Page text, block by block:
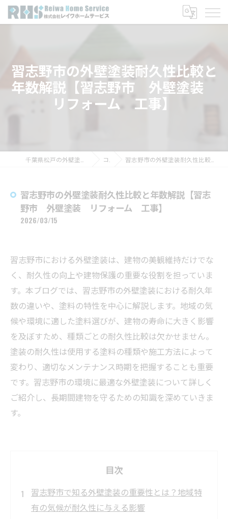
習志野市の外壁塗装耐久性比較と
年数解説【習志野市 外壁塗装
リフォーム 工事】
コラム 習志野市の外壁塗装耐久性比較と年数解説【習志野市 外壁塗装 リフォーム 工事】
習志野市の外壁塗装耐久性比較と年数解説【習志
野市 外壁塗装 リフォーム 工事】
2026/03/15
習志野市における外壁塗装は、建物の美観維持だけでな
く、耐久性の向上や建物保護の重要な役割を担っていま
す。本ブログでは、習志野市の外壁塗装における耐久年
数の違いや、塗料の特性を中心に解説します。地域の気
候や環境に適した塗料選びが、建物の寿命に大きく影響
を及ぼすため、種類ごとの耐久性比較は欠かせません。
塗装の耐久性は使用する塗料の種類や施工方法によって
変わり、適切なメンテナンス時期を把握することも重要
です。習志野市の環境に最適な外壁塗装について詳しく
ご紹介し、長期間建物を守るための知識を深めていきま
す。
目次
習志野市で知る外壁塗装の重要性とは？地域特
有の気候が耐久性に与える影響